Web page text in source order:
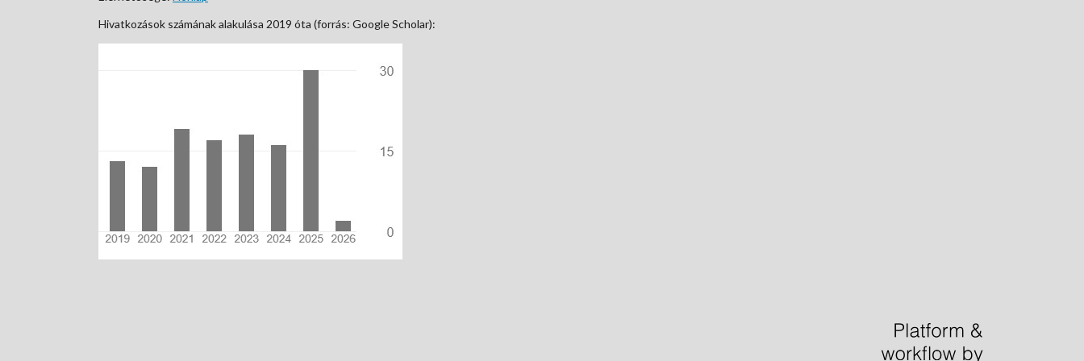
Hivatkozások számának alakulása 2019 óta (forrás: Google Scholar):